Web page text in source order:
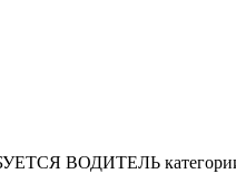
ВОДИТЕЛЬ